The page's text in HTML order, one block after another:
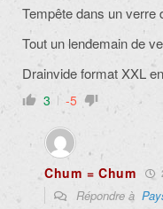
Tempête dans un verre
Tout un lendemain de
Drainvide format XXL
3 -5
Chum = Chum
Répondre à